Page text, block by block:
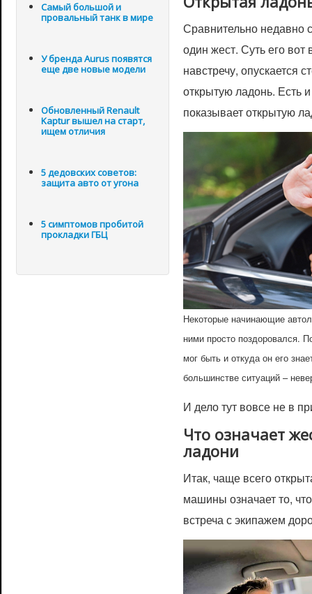
Самый большой и
провальный танк в мире
У бренда Aurus появятся
еще две новые модели
Обновленный Renault
Kaptur вышел на старт,
ищем отличия
5 дедовских советов:
защита авто от угона
5 симптомов пробитой
прокладки ГБЦ
Сравнительно недавно
один жест. Суть его
навстречу, опускается
открытую ладонь. Есть
показывает открытую
Некоторые начинающие
ними просто поздоровался.
мог быть и откуда он его
большинстве ситуаций –
И дело тут вовсе не в
Что означает
ладони
Итак, чаще всего
машины означает то,
встреча с экипажем